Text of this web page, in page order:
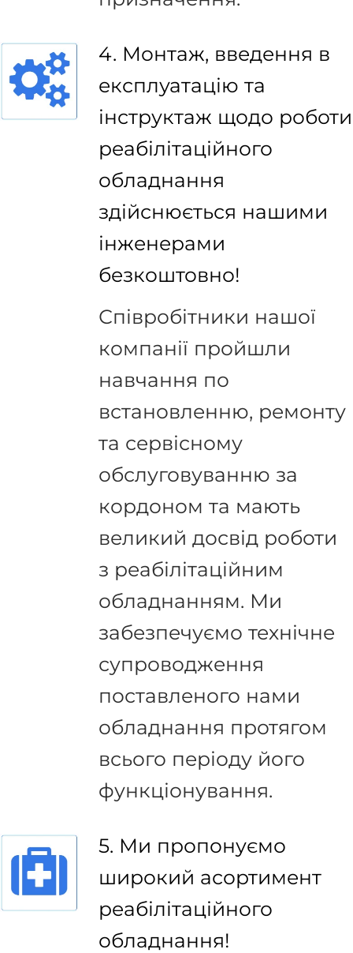
4. Монтаж, введення в
експлуатацію та
інструктаж щодо роботи
реабілітаційного
обладнання
здійснюється нашими
інженерами
безкоштовно!
Співробітники нашої
компанії пройшли
навчання по
встановленню, ремонту
та сервісному
обслуговуванню за
кордоном та мають
великий досвід роботи
з реабілітаційним
обладнанням. Ми
забезпечуємо технічне
супроводження
поставленого нами
обладнання протягом
всього періоду його
функціонування.
5. Ми пропонуємо
широкий асортимент
реабілітаційного
обладнання!